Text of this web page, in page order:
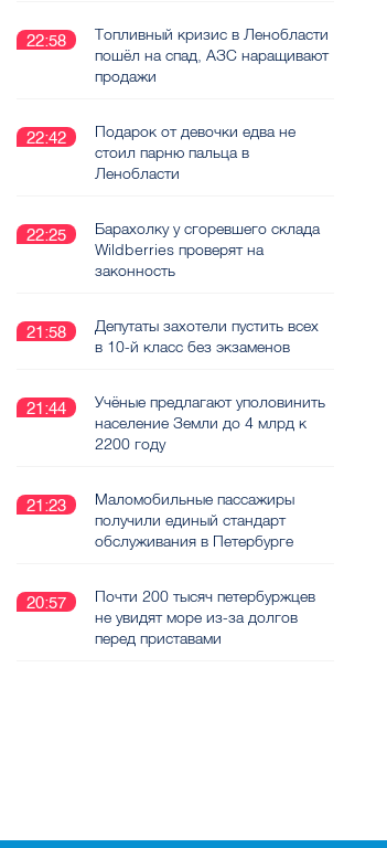
22:58
Топливный кризис в Ленобласти
пошёл на спад, АЗС наращивают
продажи
22:42
Подарок от девочки едва не
стоил парню пальца в
Ленобласти
22:25
Барахолку у сгоревшего склада
Wildberries проверят на
законность
21:58
Депутаты захотели пустить всех
в 10-й класс без экзаменов
21:44
Учёные предлагают уполовинить
население Земли до 4 млрд к
2200 году
21:23
Маломобильные пассажиры
получили единый стандарт
обслуживания в Петербурге
20:57
Почти 200 тысяч петербуржцев
не увидят море из-за долгов
перед приставами